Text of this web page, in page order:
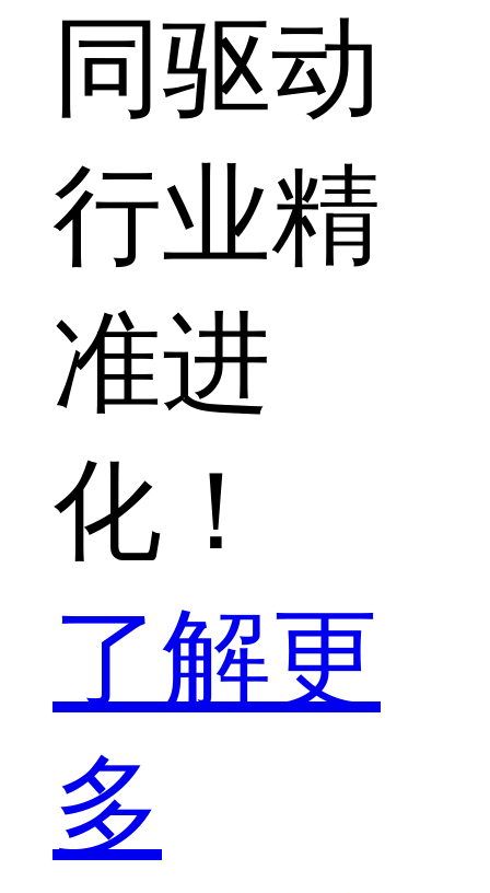
同驱动
行业精
准进
化！
了解更
多